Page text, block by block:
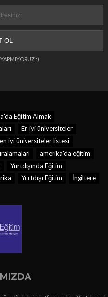
YAPMIYORUZ :)
Eğitim Almak
En iyi üniversiteler
en iyi üniversiteler listesi
amerika'da eğitim
Yurtdışında Eğitim
Yurtdışı Eğitim İngiltere